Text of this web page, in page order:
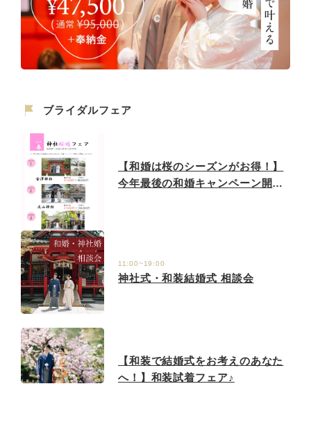
ブライダルフェア
【和婚は桜のシーズンがお得！】
今年最後の和婚キャンペーン開催
11:00~19:00
神社式・和装結婚式 相談会
【和装で結婚式をお考えのあなた
へ！】和装試着フェア♪